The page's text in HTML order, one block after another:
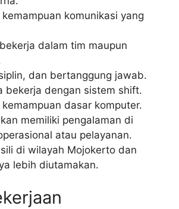
komunikasi yang
dalam tim maupun
dan bertanggung jawab.
bekerja dengan sistem shift.
dasar komputer.
memiliki pengalaman di
atau pelayanan.
di wilayah Mojokerto dan
lebih diutamakan.